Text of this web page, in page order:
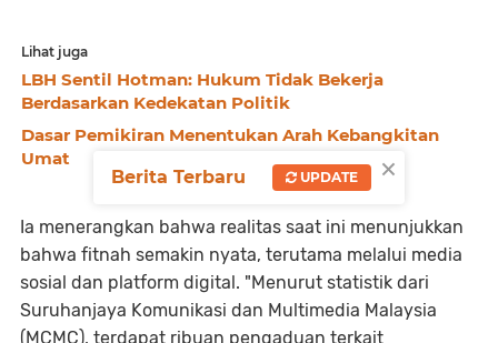
Lihat juga
LBH Sentil Hotman: Hukum Tidak Bekerja
Berdasarkan Kedekatan Politik
Dasar Pemikiran Menentukan Arah Kebangkitan
Umat
Ia menerangkan bahwa realitas saat ini menunjukkan
bahwa fitnah semakin nyata, terutama melalui media
sosial dan platform digital. "Menurut statistik dari
Suruhanjaya Komunikasi dan Multimedia Malaysia
(MCMC), terdapat ribuan pengaduan terkait
×
Berita Terbaru UPDATE